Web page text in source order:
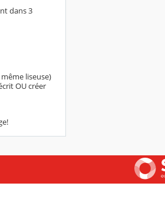
dans 3
liseuse)
OU créer